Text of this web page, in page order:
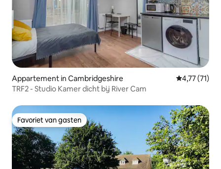
Appartement in Cambridgeshire Gemiddelde
4,77 (71)
TRF2 - Studio Kamer dicht bij River Cam
Favoriet van gasten
Favoriet van gasten